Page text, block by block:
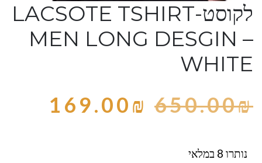
לקוסט-LACSOTE TSHIRT
MEN LONG DESGIN –
WHITE
650.00₪
169.00₪
נותרו 8 במלאי